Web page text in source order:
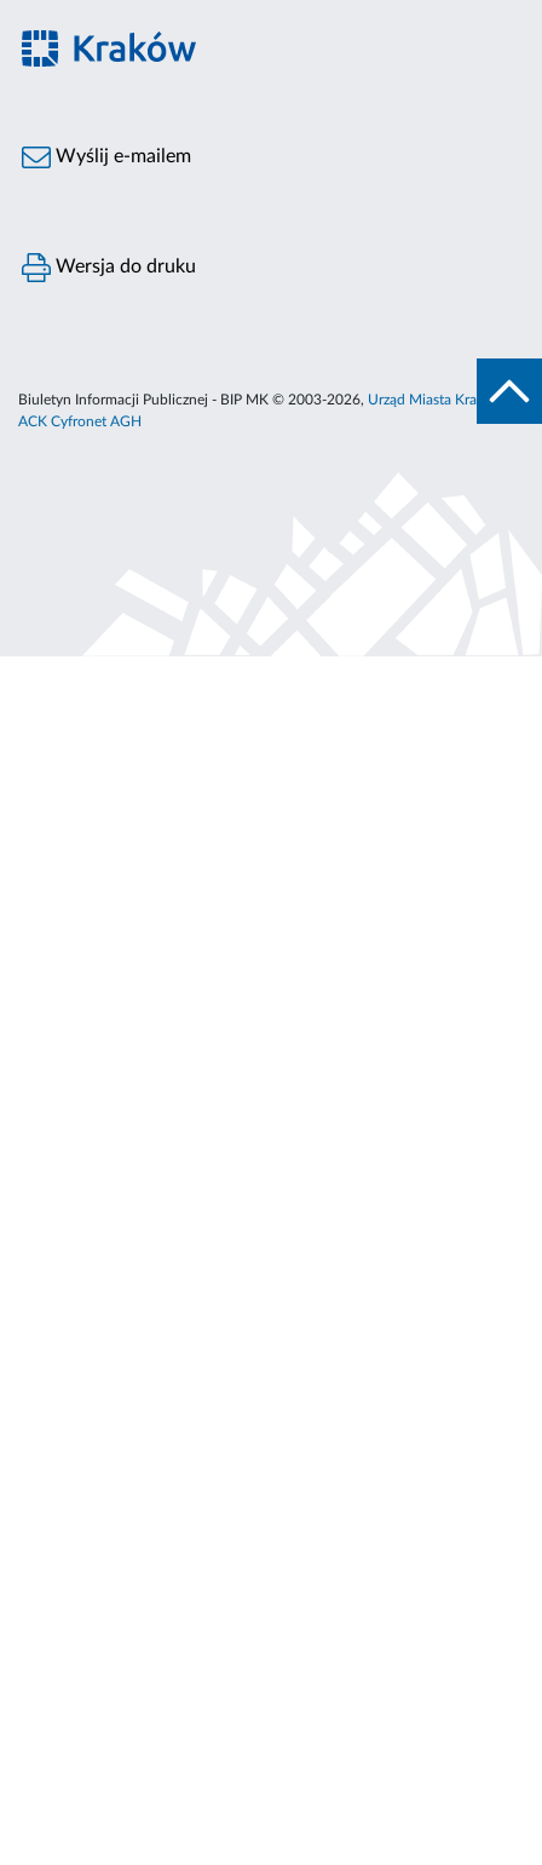
Wyślij e-mailem
Wersja do druku
Biuletyn Informacji Publicznej - BIP MK © 2003-2026, Urząd Miasta Krakowa
ACK Cyfronet AGH